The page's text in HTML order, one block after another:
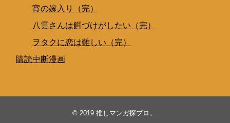
宵の嫁入り（完）
八雲さんは餌づけがしたい（完）
ヲタクに恋は難しい（完）
購読中断漫画
© 2019 推しマンガ探ブロ。